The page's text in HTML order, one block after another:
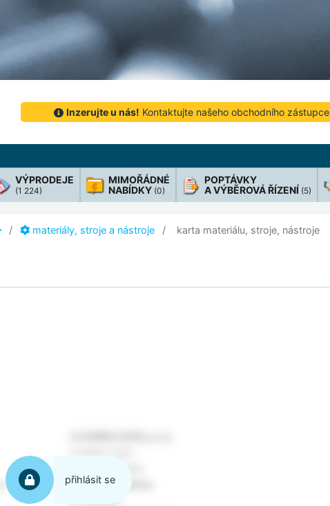
Inzerujte u nás! Kontaktujte našeho obchodního zástupce
VÝPRODEJE
(1 224)
MIMOŘÁDNÉ
NABÍDKY (0)
POPTÁVKY
A VÝBĚROVÁ ŘÍZENÍ (5)
materiály, stroje a nástroje karta materiálu, stroje, nástroje
přihlásit se